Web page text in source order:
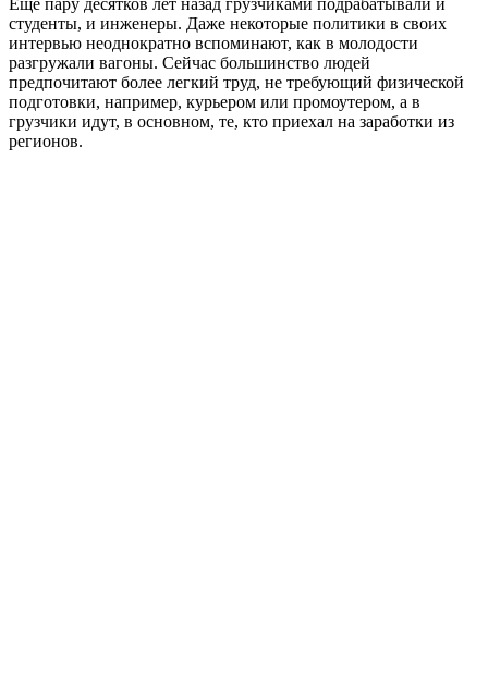
студенты, и инженеры. Даже некоторые политики в своих
интервью неоднократно вспоминают, как в молодости
разгружали вагоны. Сейчас большинство людей
предпочитают более легкий труд, не требующий физической
подготовки, например, курьером или промоутером, а в
грузчики идут, в основном, те, кто приехал на заработки из
регионов.